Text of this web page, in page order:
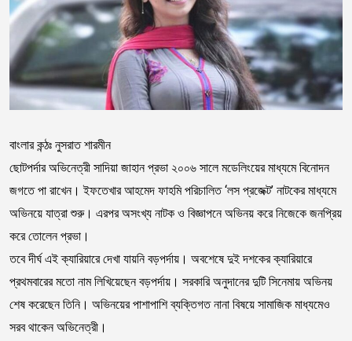
বাংলার কন্ঠঃ নুসরাত শারমীন
ছোটপর্দার অভিনেত্রী সাদিয়া জাহান প্রভা ২০০৬ সালে মডেলিংয়ের মাধ্যমে বিনোদন
জগতে পা রাখেন। ইফতেখার আহমেদ ফাহমি পরিচালিত ‘লস প্রজেক্ট’ নাটকের মাধ্যমে
অভিনয়ে যাত্রা শুরু। এরপর অসংখ্য নাটক ও বিজ্ঞাপনে অভিনয় করে নিজেকে জনপ্রিয়
করে তোলেন প্রভা।
তবে দীর্ঘ এই ক্যারিয়ারে দেখা যায়নি বড়পর্দায়। অবশেষে দুই দশকের ক্যারিয়ারে
প্রথমবারের মতো নাম লিখিয়েছেন বড়পর্দায়। সরকারি অনুদানের দুটি সিনেমায় অভিনয়
শেষ করেছেন তিনি। অভিনয়ের পাশাপাশি ব্যক্তিগত নানা বিষয়ে সামাজিক মাধ্যমেও
সরব থাকেন অভিনেত্রী।